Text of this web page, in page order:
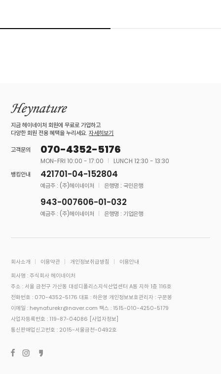
지금 헤이네이처 회원에 무료로 가입하고
다양한 회원 전용 혜택을 누리세요.자세히보기
고객문의
070-4352-5176
MON-FRI 10:00 - 17:00
LUNCH 12:30 - 13:30
뱅킹안내
421701-04-152804
예금주 : (주)헤이네이처 은행명 : 국민은행
943-007606-01-032
예금주 : (주)헤이네이처 은행명 : 기업은행
회사소개 이용약관 개인정보취급방침
이용안내
회사명 : 주식회사 헤이네이처
주소 : 서울 금천구 가산동 대성디폴리스지식산업센터 A동 지하 1층 116호
전화번호 : 070-4352-5176 대표 : 하은영 개인정보보호관리자 : 구문봉
이메일 : heynaturekr@naver.com 팩스 : 1515-010-4250-5179
사업자등록번호 : 119-87-04086 [사업자정보]
통신판매업신고번호 : 2015-서울금천-0492호